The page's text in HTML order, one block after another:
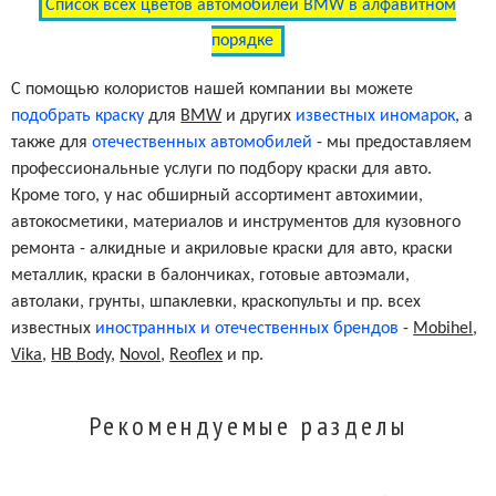
Список всех цветов автомобилей BMW в алфавитном
порядке
С помощью колористов нашей компании вы можете
подобрать краску для BMW и других известных иномарок, а
также дляотечественных автомобилей - мы предоставляем
профессиональные услуги по подбору краски для авто.
Кроме того, у нас обширный ассортимент автохимии,
автокосметики, материалов и инструментов для кузовного
ремонта - алкидные и акриловые краски для авто, краски
металлик, краски в балончиках, готовые автоэмали,
автолаки, грунты, шпаклевки, краскопульты и пр. всех
известных иностранных и отечественных брендов - Mobihel ,
Vika, HB Body, Novol , Reoflex и пр.
Рекомендуемые разделы